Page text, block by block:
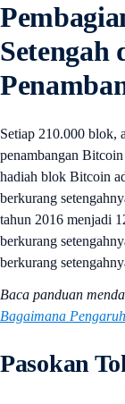
Setiap 210.000 blok,
penambangan
hadiah blok Bitcoin
berkurang
tahun 2016 menjadi
berkurang
berkurang
Baca panduan
Bagaimana
Pasokan